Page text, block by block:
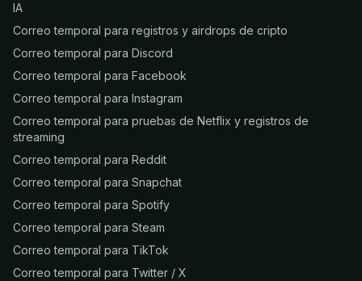
IA
Correo temporal para registros y airdrops de cripto
Correo temporal para Discord
Correo temporal para Facebook
Correo temporal para Instagram
Correo temporal para pruebas de Netflix y registros de
streaming
Correo temporal para Reddit
Correo temporal para Snapchat
Correo temporal para Spotify
Correo temporal para Steam
Correo temporal para TikTok
Correo temporal para Twitter / X